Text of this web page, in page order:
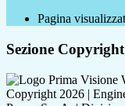
Pagina
Sezione Copyright
Copyright 2026 |